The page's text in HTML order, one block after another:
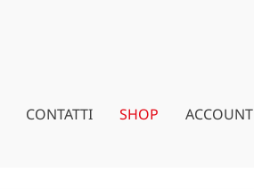
CONTATTI SHOP ACCOUNT